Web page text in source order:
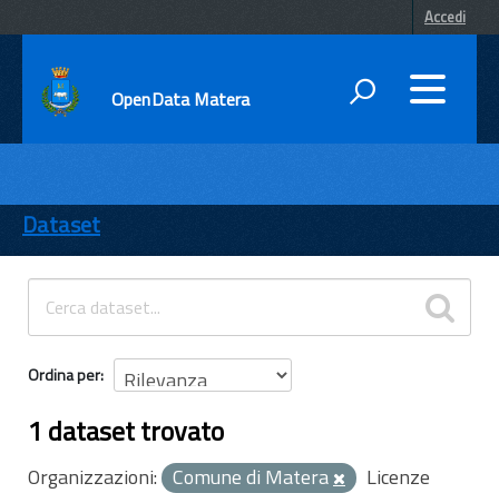
Accedi
OpenData Matera
ENTI
TEMI
INFORMAZIONI
Dataset
Ordina per
1 dataset trovato
Organizzazioni: Comune di Matera
Licenze